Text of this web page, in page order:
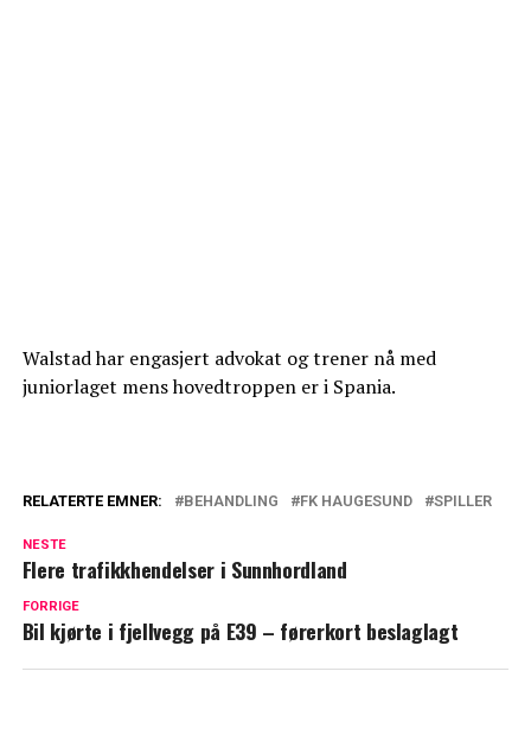
Walstad har engasjert advokat og trener nå med
juniorlaget mens hovedtroppen er i Spania.
RELATERTE EMNER: BEHANDLING FK HAUGESUND SPILLER
NESTE
Flere trafikkhendelser i Sunnhordland
FORRIGE
Bil kjørte i fjellvegg på E39 – førerkort beslaglagt